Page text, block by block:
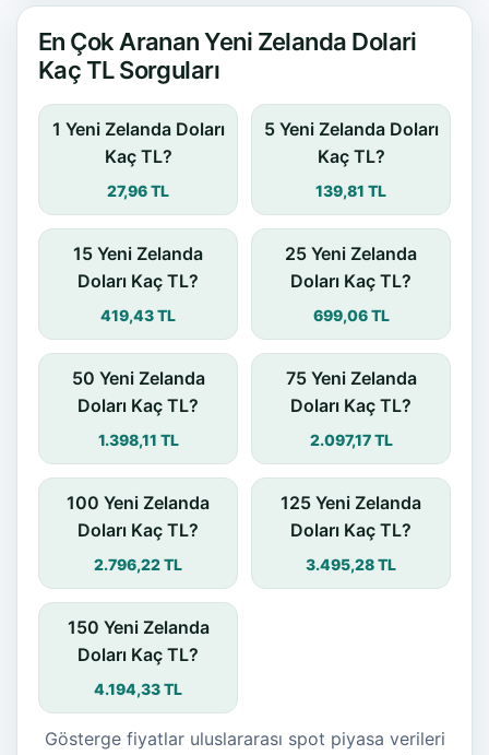
En Çok Aranan Yeni Zelanda Dolari
Kaç TL Sorguları
1 Yeni Zelanda Doları
Kaç TL?
27,96 TL
5 Yeni Zelanda Doları
Kaç TL?
139,81 TL
15 Yeni Zelanda
Doları Kaç TL?
419,43 TL
25 Yeni Zelanda
Doları Kaç TL?
699,06 TL
50 Yeni Zelanda
Doları Kaç TL?
1.398,11 TL
75 Yeni Zelanda
Doları Kaç TL?
2.097,17 TL
100 Yeni Zelanda
Doları Kaç TL?
2.796,22 TL
125 Yeni Zelanda
Doları Kaç TL?
3.495,28 TL
150 Yeni Zelanda
Doları Kaç TL?
4.194,33 TL
Gösterge fiyatlar uluslararası spot piyasa verileri